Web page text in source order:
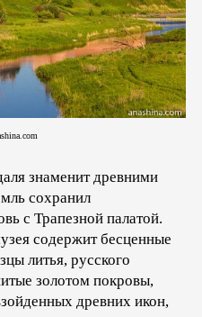
знаменит древними
сохранил
с Трапезной палатой.
содержит бесценные
литья, русского
золотом покровы,
древних икон,